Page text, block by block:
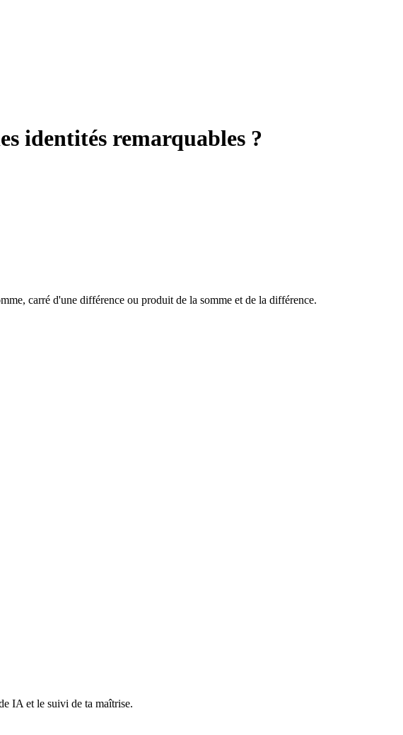
identités remarquables ?
carré d'une différence ou produit de la somme et de la différence.
IA et le suivi de ta maîtrise.